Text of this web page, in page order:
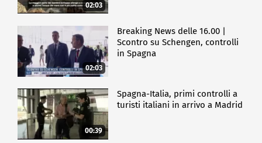
02:03
02:03
Breaking News delle 16.00 |
Scontro su Schengen, controlli
in Spagna
00:39
Spagna-Italia, primi controlli a
turisti italiani in arrivo a Madrid